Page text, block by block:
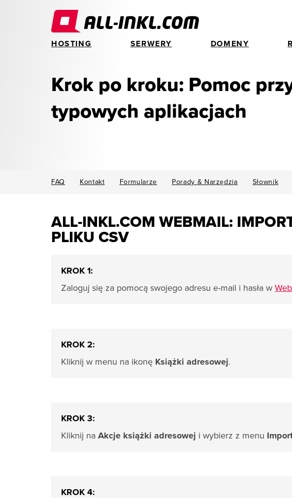
HOSTING SERWERY DOMENY
Krok po kroku: Pomoc
typowych aplikacjach
FAQ Kontakt Formularze Porady & Narzędzia Słownik
ALL-INKL.COM WEBMAIL:
PLIKU CSV
KROK 1:
Zaloguj się za pomocą swojego adresu e-mail i hasła w
KROK 2:
Kliknij w menu na ikonę Książki adresowej.
KROK 3:
Kliknij na Akcje książki adresowej i wybierz z menu
KROK 4: